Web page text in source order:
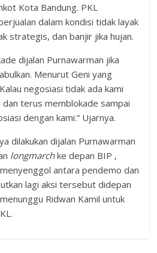
Kota Bandung. PKL
dalam kondisi tidak layak
strategis, dan banjir jika hujan.
dijalan Purnawarman jika
Menurut Geni yang
negosiasi tidak ada kami
dan terus memblokade sampai
dengan kami.” Ujarnya.
dilakukan dijalan Purnawarman
longmarchke depan BIP ,
antara pendemo dan
lagi aksi tersebut didepan
Ridwan Kamil untuk